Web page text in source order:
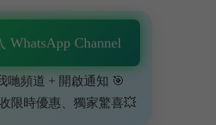
WhatsApp Channel
哋頻道 + 開啟通知 🎯
限時優惠、獨家驚喜💥